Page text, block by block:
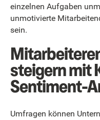
einzelnen Aufgaben
unmotivierte
sein.
steigern mit
Sentiment-
Umfragen können